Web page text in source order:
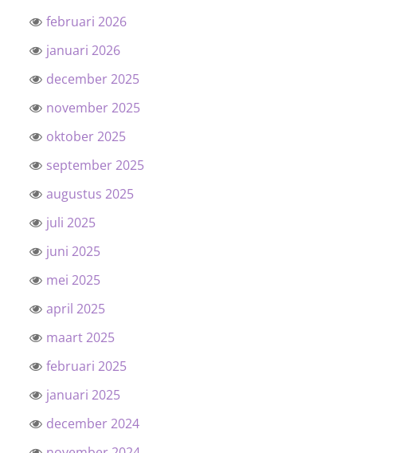
februari 2026
januari 2026
december 2025
november 2025
oktober 2025
september 2025
augustus 2025
juli 2025
juni 2025
mei 2025
april 2025
maart 2025
februari 2025
januari 2025
december 2024